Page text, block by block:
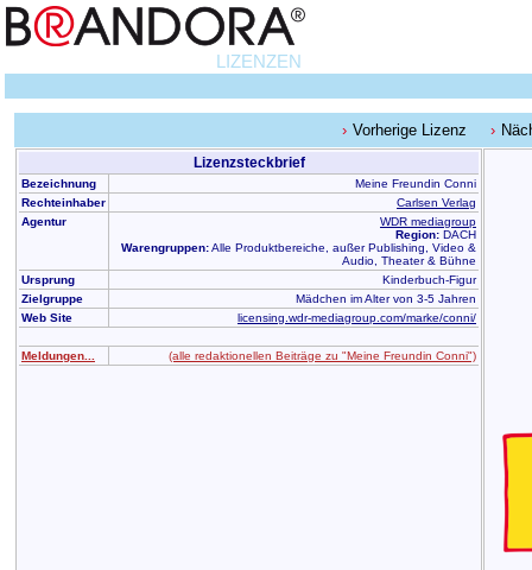
LIZENZEN
Vorherige Lizenz
Lizenzsteckbrief
Bezeichnung
Meine Freundin Conni
Rechteinhaber
Carlsen Verlag
Agentur
WDR mediagroup
Region: DACH
Warengruppen:Alle Produktbereiche, außer Publishing, Video &
Audio, Theater & Bühne
Ursprung
Kinderbuch-Figur
Zielgruppe
Mädchen im Alter von 3-5 Jahren
Web Site
licensing.wdr-mediagroup.com/marke/conni/
Meldungen... (alle redaktionellen Beiträge zu "Meine Freundin Conni")